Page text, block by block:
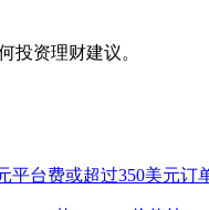
投资理财建议。
平台费或超过350美元订